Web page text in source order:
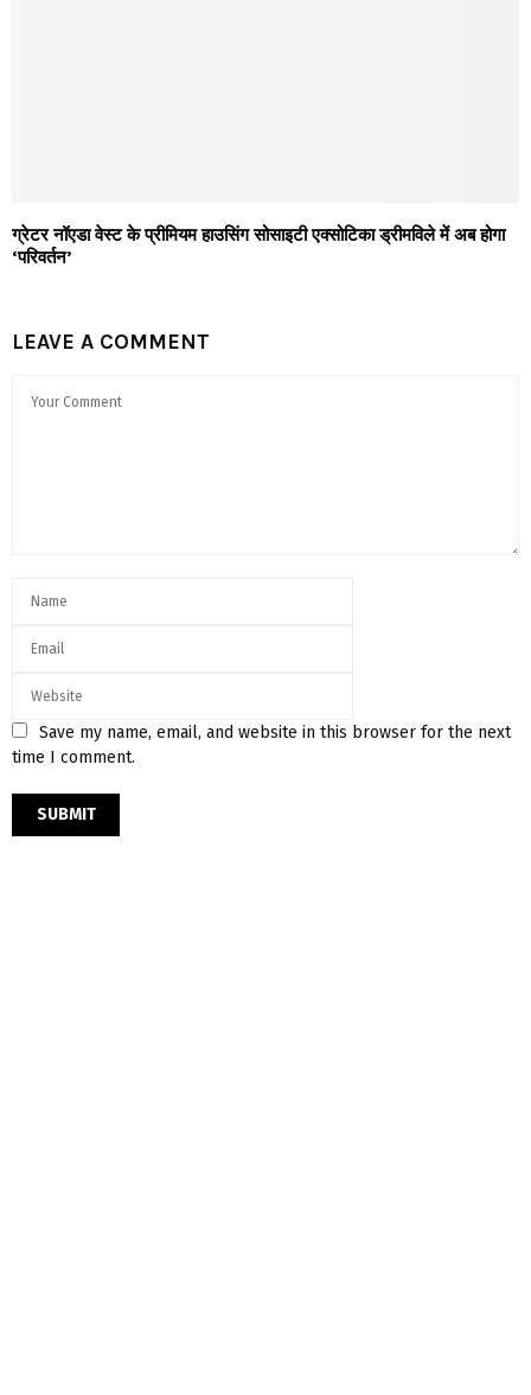
ग्रेटर नॉएडा वेस्ट के प्रीमियम हाउसिंग सोसाइटी एक्सोटिका ड्रीमविले में अब होगा
‘परिवर्तन’
LEAVE A COMMENT
Save my name, email, and website in this browser for the next
time I comment.